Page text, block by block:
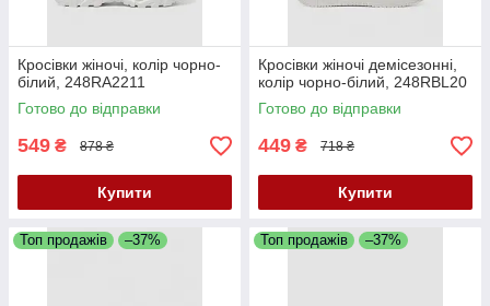
Кросівки жіночі, колір чорно-
білий, 248RA2211
Готово до відправки
549 ₴ 878 ₴
Купити
Кросівки жіночі демісезонні,
колір чорно-білий, 248RBL20
Готово до відправки
449 ₴ 718 ₴
Купити
Топ продажів –37% Топ продажів –37%